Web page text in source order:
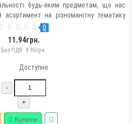
будь-яким предметам, що нас
на різноманітну тематику
наклейки кожному на свій смак.
блокноти, щоденники, пенали,
0
11.94грн.
Без ПДВ: 9.95грн.
Доступно
-
+
Купити